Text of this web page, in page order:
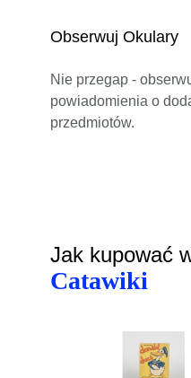
Obserwuj Okulary
Nie przegap -
powiadomienia o
przedmiotów.
Jak kupować
Catawiki